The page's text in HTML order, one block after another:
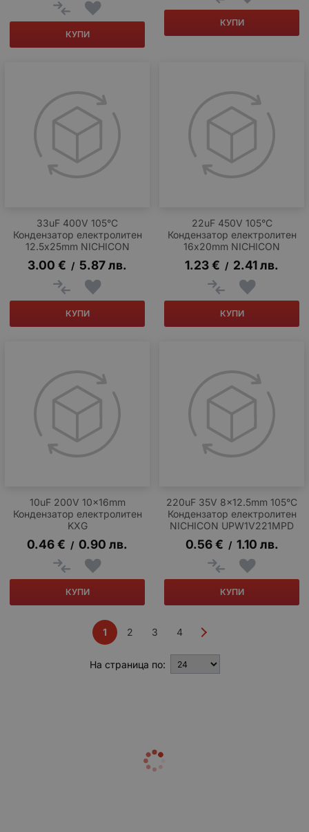
КУПИ
КУПИ
33uF 400V 105°C
Кондензатор електролитен
12.5x25mm NICHICON
3.00 € / 5.87лв.
КУПИ
22uF 450V 105°C
Кондензатор електролитен
16x20mm NICHICON
1.23€ / 2.41лв.
КУПИ
10uF 200V 10x16mm
Кондензатор електролитен
KXG
0.46€ / 0.90 лв.
КУПИ
220uF 35V 8x12.5mm 105°C
Кондензатор електролитен
NICHICON UPW1V221MPD
0.56 € / 1.10 лв.
КУПИ
1 2 3 4
На страница по: